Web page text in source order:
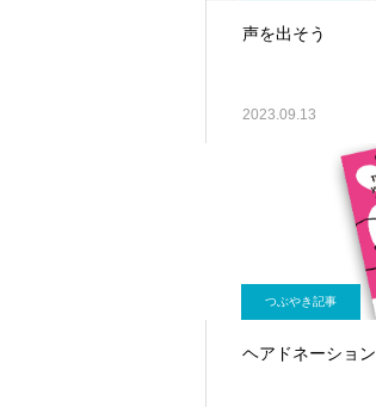
声を出そう
2023.09.13
つぶやき記事
ヘアドネーション